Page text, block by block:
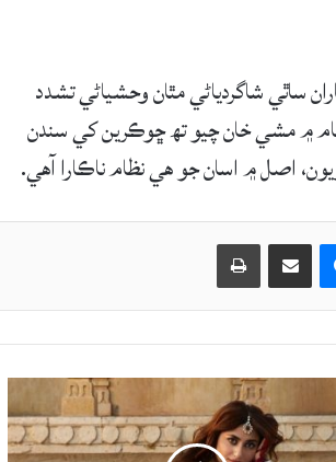
ساٿي شاگردياڻي مٿان وحشياڻي تشدد
۾ مشي خان چيو تھ ڇوڪرين کي سندن
حصيداري ڪريو اي ميل ذريعي